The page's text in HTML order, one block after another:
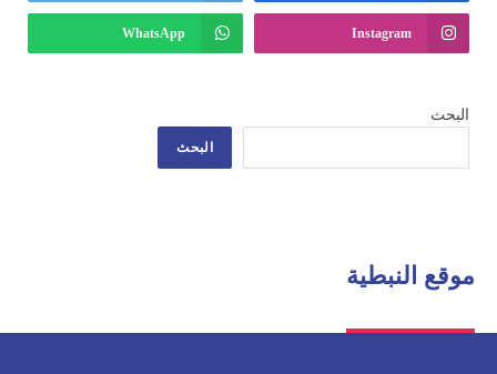
Instagram
WhatsApp
البحث
البحث
موقع النبطية